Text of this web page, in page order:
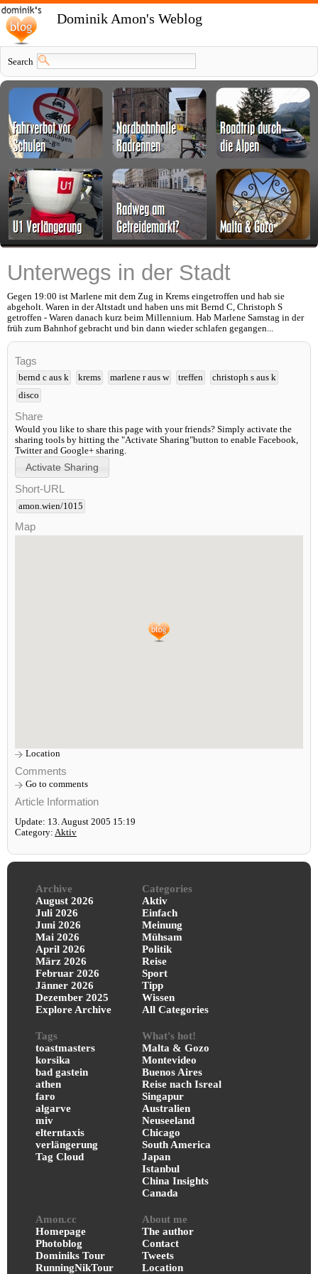
Dominik Amon's Weblog
Search
Unterwegs in der Stadt
Gegen 19:00 ist Marlene mit dem Zug in Krems eingetroffen und hab sie
abgeholt. Waren in der Altstadt und haben uns mit Bernd C, Christoph S
getroffen - Waren danach kurz beim Millennium. Hab Marlene Samstag in der
früh zum Bahnhof gebracht und bin dann wieder schlafen gegangen...
Tags
bernd c aus k krems marlene r aus w treffen
christoph s aus k
disco
Share
Would you like to share this page with your friends? Simply activate the
sharing tools by hitting the "Activate Sharing"button to enable Facebook,
Twitter and Google+ sharing.
Short-URL
amon.wien/1015
Map
Location
Comments
Go to comments
Article Information
Update: 13. August 2005 15:19
Category: Aktiv
Archive
August 2026
Juli 2026
Juni 2026
Mai 2026
April 2026
März 2026
Februar 2026
Jänner 2026
Dezember 2025
Explore Archive
Categories
Aktiv
Einfach
Meinung
Mühsam
Politik
Reise
Sport
Tipp
Wissen
All Categories
Tags
toastmasters
korsika
bad gastein
athen
faro
algarve
miv
elterntaxis
verlängerung
Tag Cloud
What's hot!
Malta & Gozo
Montevideo
Buenos Aires
Reise nach Isreal
Singapur
Australien
Neuseeland
Chicago
South America
Japan
Istanbul
China Insights
Canada
Amon.cc
Homepage
Photoblog
Dominiks Tour
RunningNikTour
About me
The author
Contact
Tweets
Location